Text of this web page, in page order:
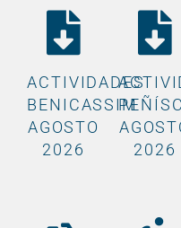
ACTIVIDADES
BENICASSIM
AGOSTO
2026
2026